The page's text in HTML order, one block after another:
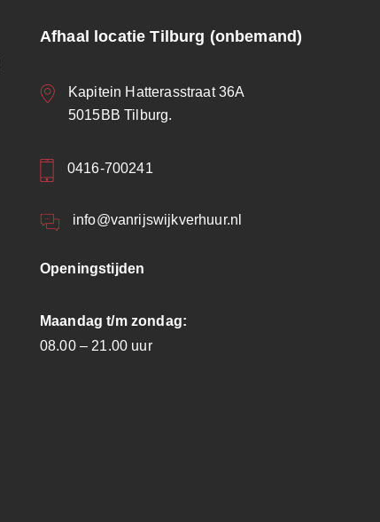
Afhaal locatie Tilburg (onbemand)
Kapitein Hatterasstraat 36A
5015BB Tilburg.
0416-700241
info@vanrijswijkverhuur.nl
Openingstijden
Maandag t/m zondag:
08.00 – 21.00 uur